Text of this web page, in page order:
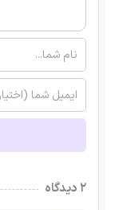
۲ دیدگاه